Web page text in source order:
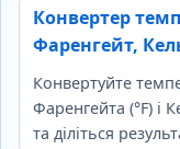
Конвертер
Фаренгейт,
Конвертуйте
Фаренгейта (°F) і
та діліться